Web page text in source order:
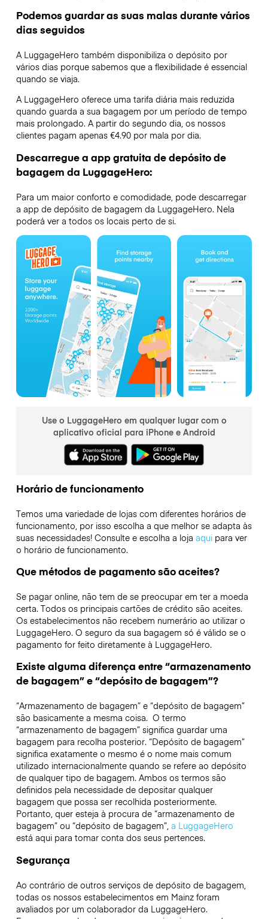
Podemos guardar as suas malas durante vários
dias seguidos
A LuggageHero também disponibiliza o depósito por
vários dias porque sabemos que a flexibilidade é essencial
quando se viaja.
A LuggageHero oferece uma tarifa diária mais reduzida
quando guarda a sua bagagem por um período de tempo
mais prolongado. A partir do segundo dia, os nossos
clientes pagam apenas €4.90 por mala por dia.
Descarregue a app gratuita de depósito de
bagagem da LuggageHero:
Para um maior conforto e comodidade, pode descarregar
a app de depósito de bagagem da LuggageHero. Nela
poderá ver a todos os locais perto de si.
Use o LuggageHero em qualquer lugar com o
aplicativo oficial para iPhone e Android
Horário de funcionamento
Temos uma variedade de lojas com diferentes horários de
funcionamento, por isso escolha a que melhor se adapta às
suas necessidades! Consulte e escolha a loja aquipara ver
o horário de funcionamento.
Que métodos de pagamento são aceites?
Se pagar online, não tem de se preocupar em ter a moeda
certa. Todos os principais cartões de crédito são aceites.
Os estabelecimentos não recebem numerário ao utilizar o
LuggageHero. O seguro da sua bagagem só é válido se o
pagamento for feito diretamente à LuggageHero.
Existe alguma diferença entre “armazenamento
de bagagem” e “depósito de bagagem”?
“Armazenamento de bagagem” e “depósito de bagagem”
são basicamente a mesma coisa. O termo
“armazenamento de bagagem” significa guardar uma
bagagem para recolha posterior. “Depósito de bagagem”
significa exatamente o mesmo é o nome mais comum
utilizado internacionalmente quando se refere ao depósito
de qualquer tipo de bagagem. Ambos os termos são
definidos pela necessidade de depositar qualquer
bagagem que possa ser recolhida posteriormente.
Portanto, quer esteja à procura de “armazenamento de
bagagem” ou “depósito de bagagem”,a LuggageHero
está aqui para tomar conta dos seus pertences.
Segurança
Ao contrário de outros serviços de depósito de bagagem,
todas os nossos estabelecimentos em Mainzforam
avaliados por um colaborador da LuggageHero.